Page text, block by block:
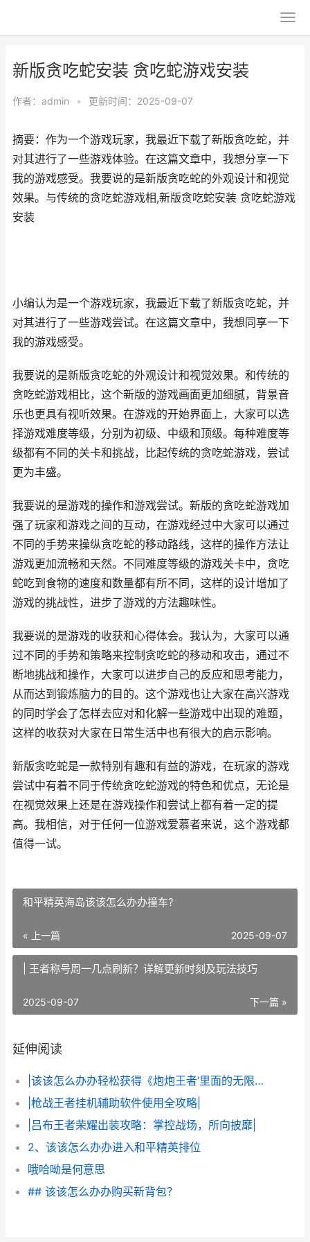
新版贪吃蛇安装 贪吃蛇游戏安装
作者： admin • 更新时间：2025-09-07
摘要：作为一个游戏玩家，我最近下载了新版贪吃蛇，并
对其进行了一些游戏体验。在这篇文章中，我想分享一下
我的游戏感受。我要说的是新版贪吃蛇的外观设计和视觉
效果。与传统的贪吃蛇游戏相,新版贪吃蛇安装 贪吃蛇游戏
安装
小编认为是一个游戏玩家，我最近下载了新版贪吃蛇，并
对其进行了一些游戏尝试。在这篇文章中，我想同享一下
我的游戏感受。
我要说的是新版贪吃蛇的外观设计和视觉效果。和传统的
贪吃蛇游戏相比，这个新版的游戏画面更加细腻，背景音
乐也更具有视听效果。在游戏的开始界面上，大家可以选
择游戏难度等级，分别为初级、中级和顶级。每种难度等
级都有不同的关卡和挑战，比起传统的贪吃蛇游戏，尝试
更为丰盛。
我要说的是游戏的操作和游戏尝试。新版的贪吃蛇游戏加
强了玩家和游戏之间的互动，在游戏经过中大家可以通过
不同的手势来操纵贪吃蛇的移动路线，这样的操作方法让
游戏更加流畅和天然。不同难度等级的游戏关卡中，贪吃
蛇吃到食物的速度和数量都有所不同，这样的设计增加了
游戏的挑战性，进步了游戏的方法趣味性。
我要说的是游戏的收获和心得体会。我认为，大家可以通
过不同的手势和策略来控制贪吃蛇的移动和攻击，通过不
断地挑战和操作，大家可以进步自己的反应和思考能力，
从而达到锻炼脑力的目的。这个游戏也让大家在高兴游戏
的同时学会了怎样去应对和化解一些游戏中出现的难题，
这样的收获对大家在日常生活中也有很大的启示影响。
新版贪吃蛇是一款特别有趣和有益的游戏，在玩家的游戏
尝试中有着不同于传统贪吃蛇游戏的特色和优点，无论是
在视觉效果上还是在游戏操作和尝试上都有着一定的提
高。我相信，对于任何一位游戏爱慕者来说，这个游戏都
值得一试。
和平精英海岛该该怎么办办撞车?
« 上一篇 2025-09-07
| 王者称号周一几点刷新？详解更新时刻及玩法技巧
下一篇 »
2025-09-07
延伸阅读
|该该怎么办办轻松获得《炮炮王者’里面的无限金币和星星|
|枪战王者挂机辅助软件使用全攻略|
|吕布王者荣耀出装攻略：掌控战场，所向披靡|
2、该该怎么办办进入和平精英排位
哦哈呦是何意思
## 该该怎么办办购买新背包？